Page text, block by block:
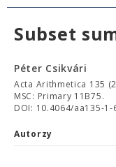
Subset
Péter Csikvári
Acta Arithmetica 135
MSC: Primary 11B75.
DOI: 10.4064/aa135-1-
Autorzy